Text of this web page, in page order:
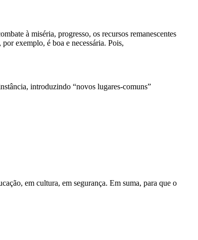
à miséria, progresso, os recursos remanescentes
exemplo, é boa e necessária. Pois,
introduzindo “novos lugares-comuns”
em cultura, em segurança. Em suma, para que o